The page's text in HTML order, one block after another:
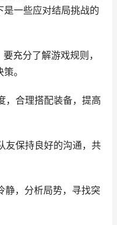
一些应对结局挑战的
充分了解游戏规则，
。
，合理搭配装备，提高
友保持良好的沟通，共
静，分析局势，寻找突